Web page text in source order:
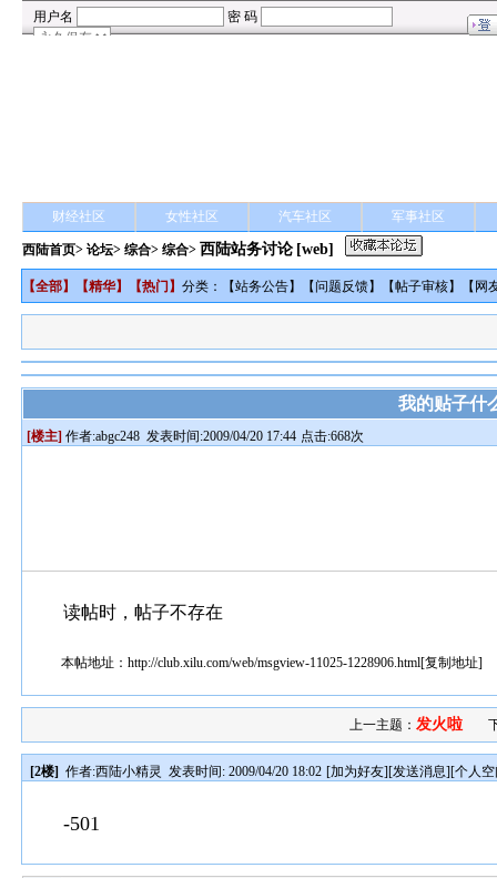
财经社区 女性社区 汽车社区 军事社区
西陆首页>论坛>综合> 综合> 西陆站务讨论 [web]
【全部】【精华】【热门 】分类：【站务公告】【问题反馈】【帖子审核】【 网
我的贴子什
[楼主] 作者:abgc248 发表时间:2009/04/20 17:44 点击:668次
读帖时，帖子不存在
本帖地址：http://club.xilu.com/web/msgview-11025-1228906.html[复制地址]
上一主题： 发火啦
[2楼] 作者:西陆小精灵 发表时间: 2009/04/20 18:02 [加为好友][发送消息][个人
-501